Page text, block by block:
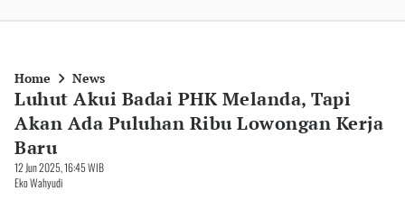
Home News
Luhut Akui Badai PHK Melanda, Tapi
Akan Ada Puluhan Ribu Lowongan Kerja
Baru
12 Jun 2025, 16:45 WIB
Eko Wahyudi